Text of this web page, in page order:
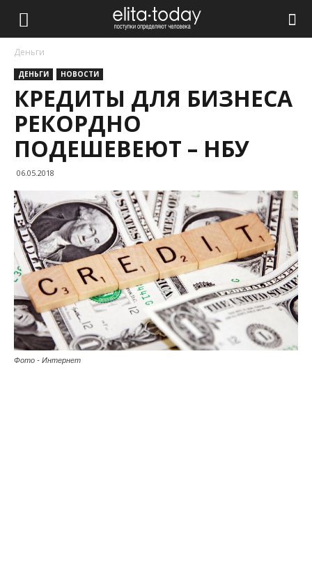
Деньги
ДЕНЬГИ НОВОСТИ
КРЕДИТЫ ДЛЯ БИЗНЕСА
РЕКОРДНО
ПОДЕШЕВЕЮТ – НБУ
06.05.2018
Фото - Интернет